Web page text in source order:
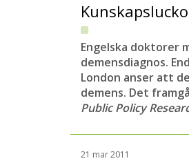
Engelska doktorer
demensdiagnos.
London anser att
demens. Det
Public Policy
21 mar 2011